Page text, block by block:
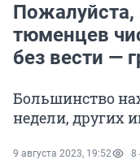
Пожалуйста,
тюменцев
без вести —
Большинство
недели, других
9 августа 2023, 19:52 8